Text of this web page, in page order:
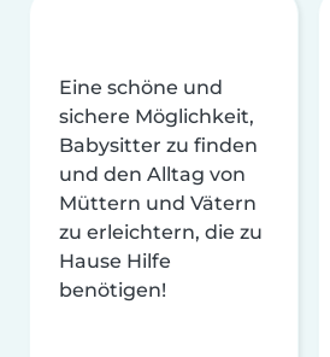
Eine schöne und
sichere Möglichkeit,
Babysitter zu finden
und den Alltag von
Müttern und Vätern
zu erleichtern, die zu
Hause Hilfe
benötigen!